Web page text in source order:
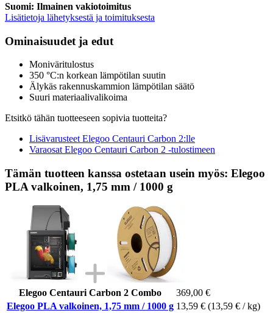
Suomi: Ilmainen vakiotoimitus
Lisätietoja lähetyksestä ja toimituksesta
Ominaisuudet ja edut
Moniväritulostus
350 °C:n korkean lämpötilan suutin
Älykäs rakennuskammion lämpötilan säätö
Suuri materiaalivalikoima
Etsitkö tähän tuotteeseen sopivia tuotteita?
Lisävarusteet Elegoo Centauri Carbon 2:lle
Varaosat Elegoo Centauri Carbon 2 -tulostimeen
Tämän tuotteen kanssa ostetaan usein myös: Elegoo
PLA valkoinen, 1,75 mm / 1000 g
Elegoo Centauri Carbon 2 Combo
369,00 €
Elegoo PLA valkoinen, 1,75 mm / 1000 g 13,59 € (13,59 € / kg)